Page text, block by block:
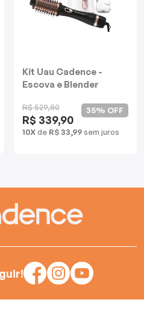
Kit Uau Cadence -
Escova e Blender
R$ 529,80
R$ 339,90
10Xde R$ 33,99sem juros
35% OFF